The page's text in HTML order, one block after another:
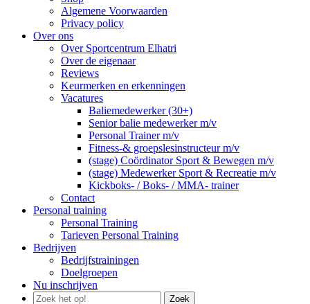
Algemene Voorwaarden
Privacy policy
Over ons
Over Sportcentrum Elhatri
Over de eigenaar
Reviews
Keurmerken en erkenningen
Vacatures
Baliemedewerker (30+)
Senior balie medewerker m/v
Personal Trainer m/v
Fitness-& groepslesinstructeur m/v
(stage) Coördinator Sport & Bewegen m/v
(stage) Medewerker Sport & Recreatie m/v
Kickboks- / Boks- / MMA- trainer
Contact
Personal training
Personal Training
Tarieven Personal Training
Bedrijven
Bedrijfstrainingen
Doelgroepen
Nu inschrijven
Zoek